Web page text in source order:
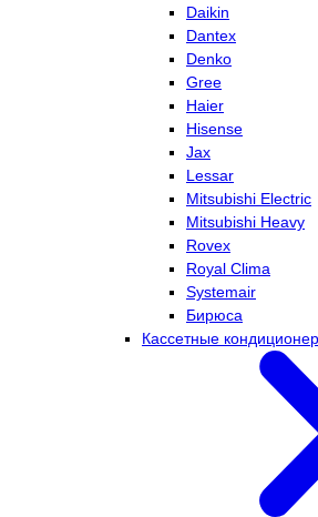
Daikin
Dantex
Denko
Gree
Haier
Hisense
Jax
Lessar
Mitsubishi Electric
Mitsubishi Heavy
Rovex
Royal Clima
Systemair
Бирюса
Кассетные